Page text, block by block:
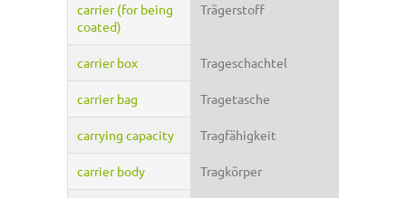
carrier (for being
coated)
Trägerstoff
carrier box Trageschachtel
carrier bag Tragetasche
carrying capacity Tragfähigkeit
carrier body Tragkörper